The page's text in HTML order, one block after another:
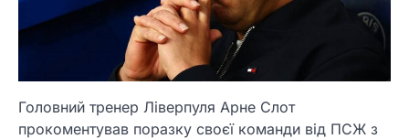
Головний тренер Ліверпуля Арне Слот
прокоментував поразку своєї команди від ПСЖ з